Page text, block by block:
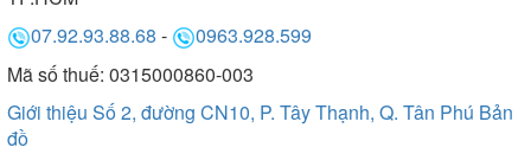
07.92.93.88.68 -
0963.928.599
Mã số thuế: 0315000860-003
Giới thiệu Số 2, đường CN10, P. Tây Thạnh, Q. Tân Phú Bản
đồ